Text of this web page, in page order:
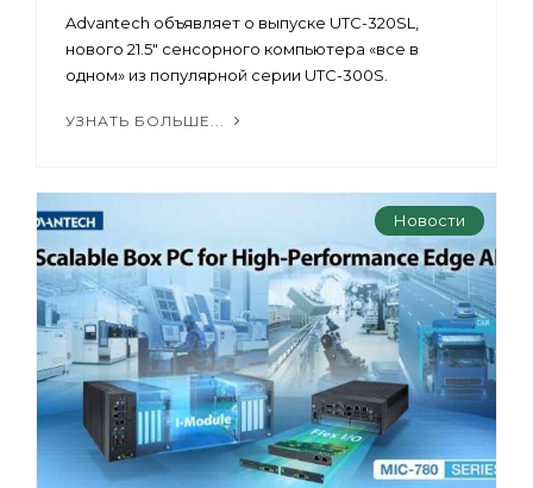
Advantech объявляет о выпуске UTC-320SL,
нового 21.5″ сенсорного компьютера «все в
одном» из популярной серии UTC-300S.
УЗНАТЬ БОЛЬШЕ...
Новости